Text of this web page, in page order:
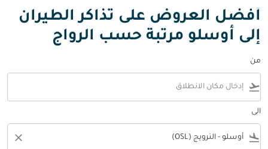
أفضل العروض على تذاكر الطيران
إلى أوسلو مرتبة حسب الرواج
من
flight_takeoff
الى
flight_land
close